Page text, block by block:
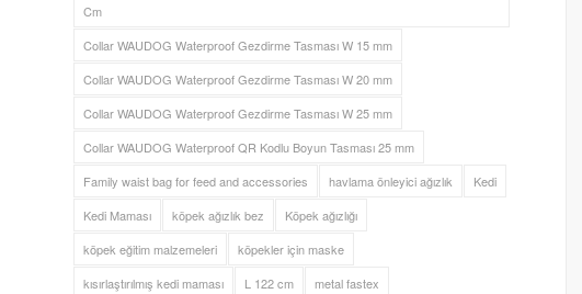
Cm
Collar WAUDOG Waterproof Gezdirme Tasması W 15 mm
Collar WAUDOG Waterproof Gezdirme Tasması W 20 mm
Collar WAUDOG Waterproof Gezdirme Tasması W 25 mm
Collar WAUDOG Waterproof QR Kodlu Boyun Tasması 25 mm
Family waist bag for feed and accessories
havlama önleyici ağızlık
Kedi
Kedi Maması
köpek ağızlık bez
Köpek ağızlığı
köpek eğitim malzemeleri
köpekler için maske
kısırlaştırılmış kedi maması
L 122 cm
metal fastex